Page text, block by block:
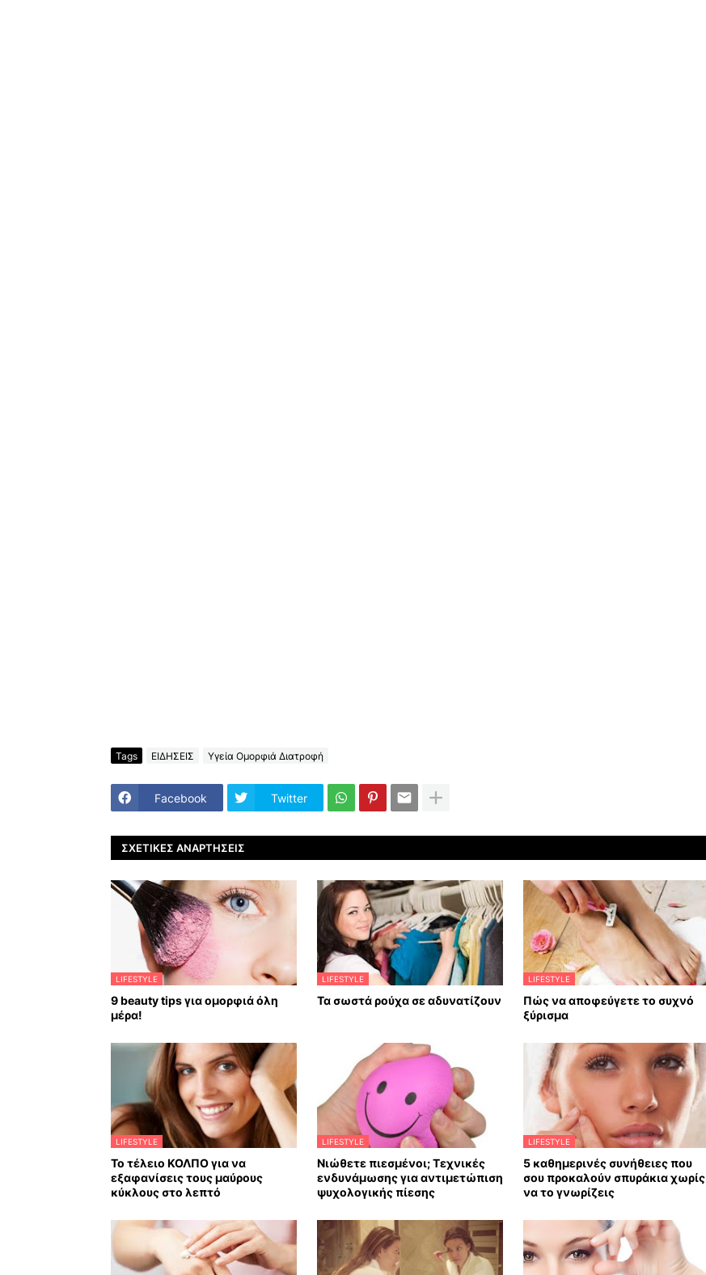
Tags ΕΙΔΗΣΕΙΣ Υγεία Ομορφιά Διατροφή
Facebook Twitter
ΣΧΕΤΙΚΈΣ ΑΝΑΡΤΉΣΕΙΣ
LIFESTYLE
9 beauty tips για ομορφιά όλη
μέρα!
LIFESTYLE
Τα σωστά ρούχα σε αδυνατίζουν
LIFESTYLE
Πώς να αποφεύγετε το συχνό
ξύρισμα
LIFESTYLE
Το τέλειο ΚΟΛΠΟ για να
εξαφανίσεις τους μαύρους
κύκλους στο λεπτό
LIFESTYLE
Νιώθετε πιεσμένοι; Τεχνικές
ενδυνάμωσης για αντιμετώπιση
ψυχολογικής πίεσης
LIFESTYLE
5 καθημερινές συνήθειες που
σου προκαλούν σπυράκια χωρίς
να το γνωρίζεις